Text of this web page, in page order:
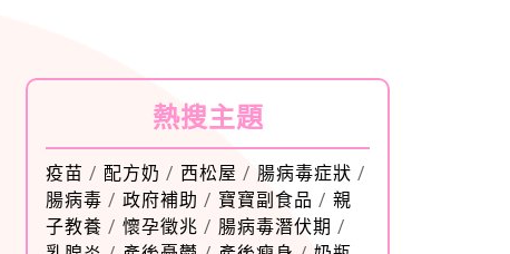
熱搜主題
疫苗 / 配方奶 / 西松屋 / 腸病毒症狀 /
腸病毒 / 政府補助 / 寶寶副食品 / 親
子教養 / 懷孕徵兆 / 腸病毒潛伏期 /